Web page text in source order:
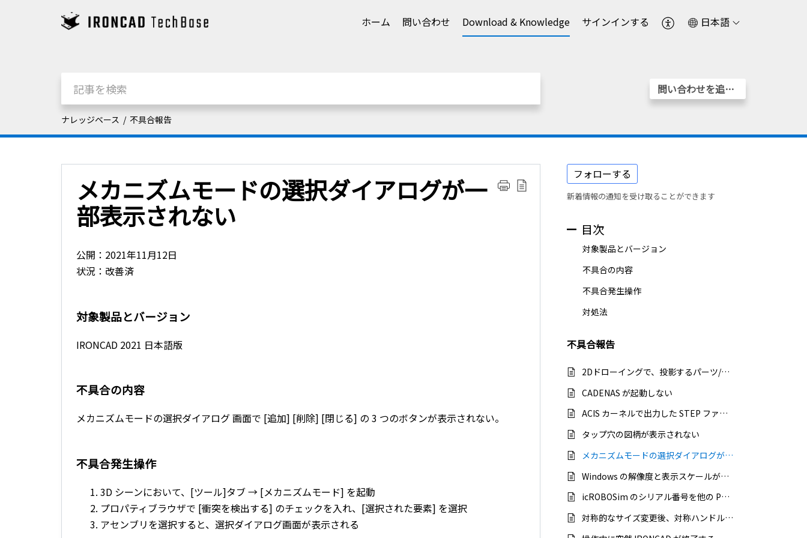
ホーム 問い合わせ Download & Knowledge サインインする 日本語
問い合わせを追加する
ナレッジベース 不具合報告
メカニズムモードの選択ダイアログが一
部表示されない
公開：2021年11月12日
状況： 改善済
対象製品とバージョン
IRONCAD 2021 日本語版
不具合の内容
メカニズムモードの選択ダイアログ 画面で [追加] [削除] [閉じる] の 3 つのボタンが表示されない。
不具合発生操作
3D シーンにおいて、[ツール]タブ → [メカニズムモード] を起動
プロパティブラウザで [衝突を検出する] のチェックを入れ、[選択された要素] を選択
アセンブリを選択すると、選択ダイアログ画面が表示される
フォローする
新着情報の通知を受け取ることができます
目次
対象製品とバージョン
不具合の内容
不具合発生操作
対処法
不具合報告
2Dドローイングで、投影するパーツ/アセンブリを選択できない
CADENAS が起動しない
ACIS カーネルで出力した STEP ファイルを他社 CAD にインポートすると、ツリー構成が Parasolid カーネルと同じ状態になる
タップ穴の図柄が表示されない
メカニズムモードの選択ダイアログが一部表示されない
Windows の解像度と表示スケールが過剰に大きい場合に起動しない
icROBOSim のシリアル番号を他の PC へ移行できない
対称的なサイズ変更後、対称ハンドルの表示と動作が一致しなくなる